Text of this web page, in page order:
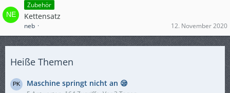
Zubehör
Kettensatz
neb 12. November 2020
Heiße Themen
Maschine springt nicht an 😪